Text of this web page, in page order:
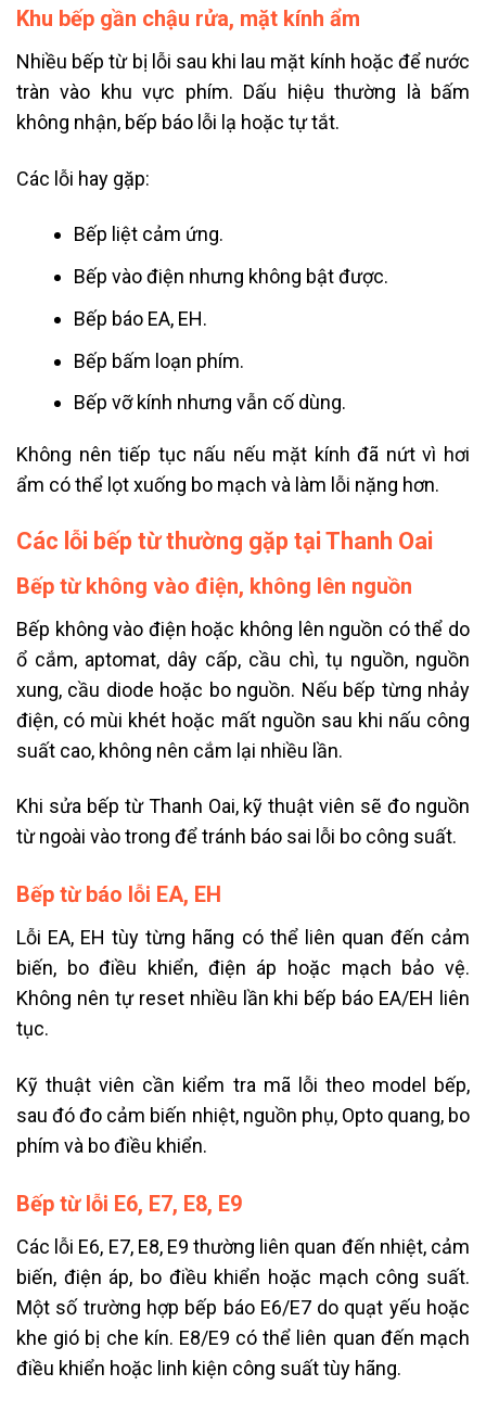
Khu bếp gần chậu rửa, mặt kính ẩm
Nhiều bếp từ bị lỗi sau khi lau mặt kính hoặc để nước
tràn vào khu vực phím. Dấu hiệu thường là bấm
không nhận, bếp báo lỗi lạ hoặc tự tắt.
Các lỗi hay gặp:
Bếp liệt cảm ứng.
Bếp vào điện nhưng không bật được.
Bếp báo EA, EH.
Bếp bấm loạn phím.
Bếp vỡ kính nhưng vẫn cố dùng.
Không nên tiếp tục nấu nếu mặt kính đã nứt vì hơi
ẩm có thể lọt xuống bo mạch và làm lỗi nặng hơn.
Các lỗi bếp từ thường gặp tại Thanh Oai
Bếp từ không vào điện, không lên nguồn
Bếp không vào điện hoặc không lên nguồn có thể do
ổ cắm, aptomat, dây cấp, cầu chì, tụ nguồn, nguồn
xung, cầu diode hoặc bo nguồn. Nếu bếp từng nhảy
điện, có mùi khét hoặc mất nguồn sau khi nấu công
suất cao, không nên cắm lại nhiều lần.
Khi sửa bếp từ Thanh Oai, kỹ thuật viên sẽ đo nguồn
từ ngoài vào trong để tránh báo sai lỗi bo công suất.
Bếp từ báo lỗi EA, EH
Lỗi EA, EH tùy từng hãng có thể liên quan đến cảm
biến, bo điều khiển, điện áp hoặc mạch bảo vệ.
Không nên tự reset nhiều lần khi bếp báo EA/EH liên
tục.
Kỹ thuật viên cần kiểm tra mã lỗi theo model bếp,
sau đó đo cảm biến nhiệt, nguồn phụ, Opto quang, bo
phím và bo điều khiển.
Bếp từ lỗi E6, E7, E8, E9
Các lỗi E6, E7, E8, E9 thường liên quan đến nhiệt, cảm
biến, điện áp, bo điều khiển hoặc mạch công suất.
Một số trường hợp bếp báo E6/E7 do quạt yếu hoặc
khe gió bị che kín. E8/E9 có thể liên quan đến mạch
điều khiển hoặc linh kiện công suất tùy hãng.